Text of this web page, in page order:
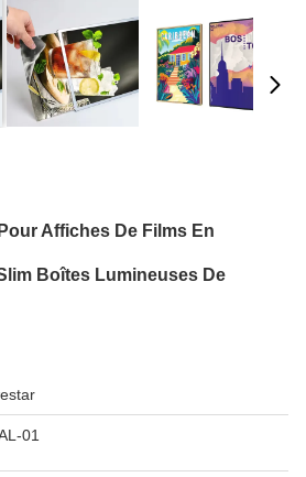
Affiches De Films En
Boîtes Lumineuses De
01